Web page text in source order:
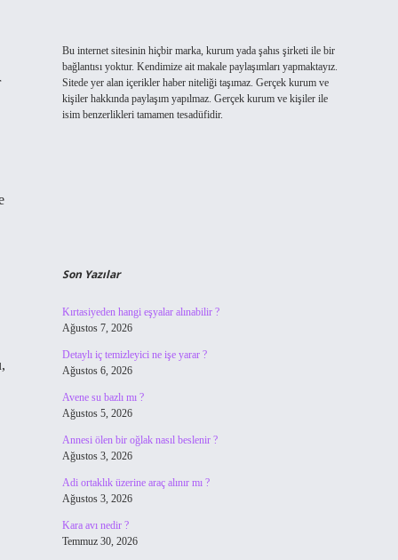
Bu internet sitesinin hiçbir marka, kurum yada şahıs şirketi ile bir
bağlantısı yoktur. Kendimize ait makale paylaşımları yapmaktayız.
Sitede yer alan içerikler haber niteliği taşımaz. Gerçek kurum ve
kişiler hakkında paylaşım yapılmaz. Gerçek kurum ve kişiler ile
isim benzerlikleri tamamen tesadüfidir.
Son Yazılar
Kırtasiyeden hangi eşyalar alınabilir ?
Ağustos 7, 2026
Detaylı iç temizleyici ne işe yarar ?
Ağustos 6, 2026
Avene su bazlı mı ?
Ağustos 5, 2026
Annesi ölen bir oğlak nasıl beslenir ?
Ağustos 3, 2026
Adi ortaklık üzerine araç alınır mı ?
Ağustos 3, 2026
Kara avı nedir ?
Temmuz 30, 2026